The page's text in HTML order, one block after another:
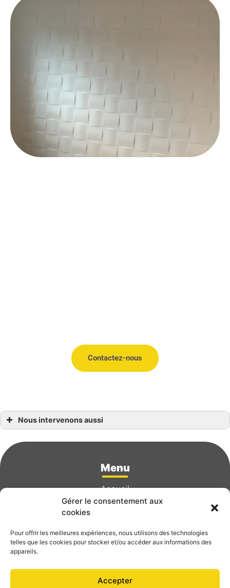
Gérer le consentement aux
cookies
Pour offrir les meilleures expériences, nous utilisons des technologies
telles que les cookies pour stocker et/ou accéder aux informations des
appareils.
Accepter
Contactez-nous
Nous intervenons aussi
isolation interieure à Pontchâteau
isolation interieure à Saint-Herblain
isolation interieure à Saint-Nazaire
Menu
Accueil
Réalisations